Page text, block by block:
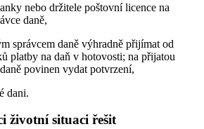
nebo držitele poštovní licence na
daně,
správcem daně výhradně přijímat od
platby na daň v hotovosti; na přijatou
povinen vydat potvrzení,
dani.
životní situaci řešit